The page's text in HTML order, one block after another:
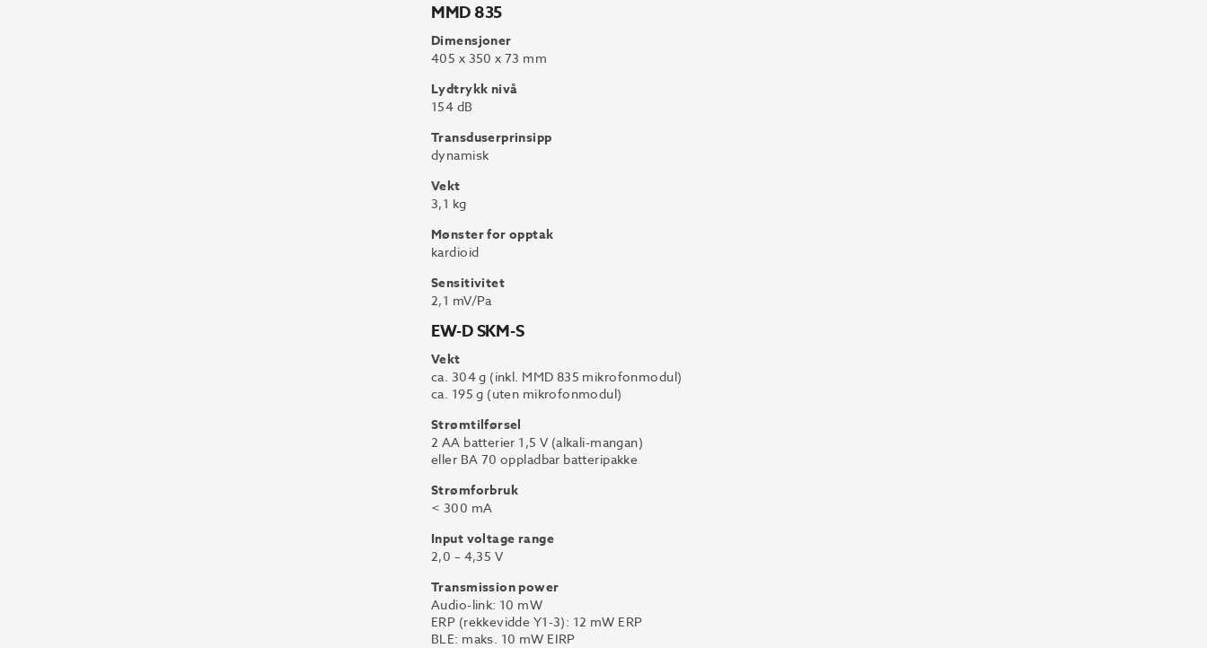
MMD 835
Dimensjoner
405 x 350 x 73 mm
Lydtrykk nivå
154 dB
Transduserprinsipp
dynamisk
Vekt
3,1 kg
Mønster for opptak
kardioid
Sensitivitet
2,1 mV/Pa
EW-D SKM-S
Vekt
ca. 304 g (inkl. MMD 835 mikrofonmodul)
ca. 195 g (uten mikrofonmodul)
Strømtilførsel
2 AA batterier 1,5 V (alkali-mangan)
eller BA 70 oppladbar batteripakke
Strømforbruk
< 300 mA
Input voltage range
2,0 – 4,35 V
Transmission power
Audio-link: 10 mW
ERP (rekkevidde Y1-3): 12 mW ERP
BLE: maks. 10 mW EIRP